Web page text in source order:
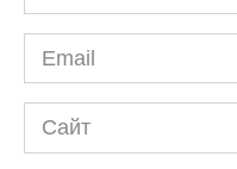
*
Email
*
Сайт